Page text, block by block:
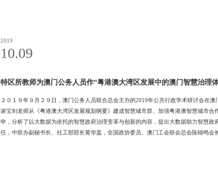
2019
10.09
特区所教师为澳门公务人员作“粤港澳大湾区发展中的澳门智慧治理
２０１９年９月２９日，澳门公务人员联合总会主办的2019年公共行政学术研讨会在
谢宝剑老师从《粤港澳大湾区发展规划纲要》建成智慧城市群、加强粤港澳智慧城市
申，分析了以大数据为依托的智慧政府治理变革与创新的内容，提出大数据助力智慧
任，中联办副秘书长、社工部部长黄华盖，全国政协委员、澳门工会联会总会陈锦鸣